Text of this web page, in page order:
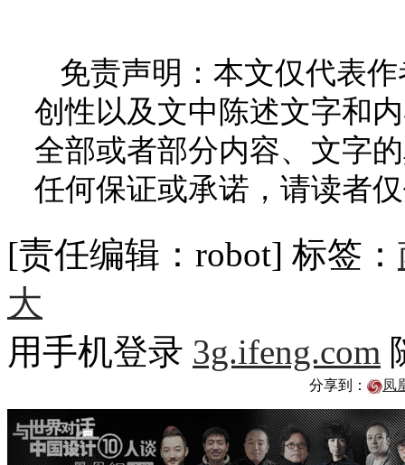
免责声明：本文仅代表
创性以及文中陈述文字和
全部或者部分内容、文字
任何保证或承诺，请读者
[责任编辑：robot] 标签：
大
用手机登录 3g.ifeng.com
分享到： 凤